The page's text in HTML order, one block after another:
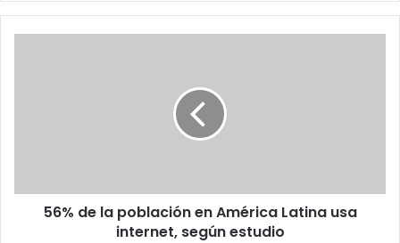
internet,
según56% de la población en América Latina usa
internet, según estudio